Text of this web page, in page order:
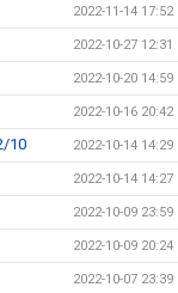
2022-11-14 17:52
2022-10-27 12:31
2022-10-20 14:59
2022-10-16 20:42
10 2022-10-14 14:29
2022-10-14 14:27
2022-10-09 23:59
2022-10-09 20:24
2022-10-07 23:39